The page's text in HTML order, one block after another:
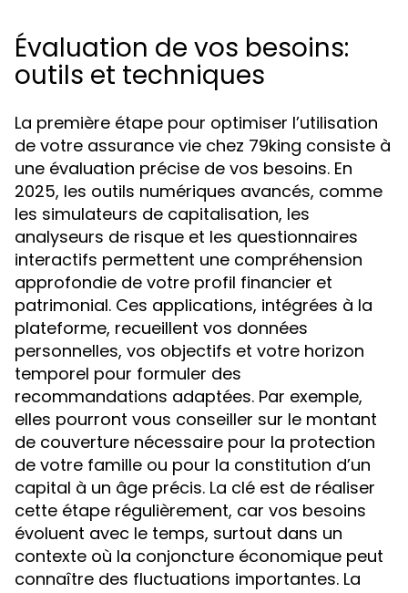
Évaluation de vos besoins:
outils et techniques
La première étape pour optimiser l’utilisation
de votre assurance vie chez 79king consiste à
une évaluation précise de vos besoins. En
2025, les outils numériques avancés, comme
les simulateurs de capitalisation, les
analyseurs de risque et les questionnaires
interactifs permettent une compréhension
approfondie de votre profil financier et
patrimonial. Ces applications, intégrées à la
plateforme, recueillent vos données
personnelles, vos objectifs et votre horizon
temporel pour formuler des
recommandations adaptées. Par exemple,
elles pourront vous conseiller sur le montant
de couverture nécessaire pour la protection
de votre famille ou pour la constitution d’un
capital à un âge précis. La clé est de réaliser
cette étape régulièrement, car vos besoins
évoluent avec le temps, surtout dans un
contexte où la conjoncture économique peut
connaître des fluctuations importantes. La